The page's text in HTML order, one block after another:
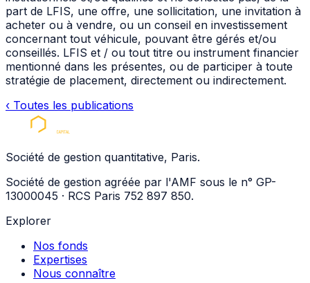
part de LFIS, une offre, une sollicitation, une invitation à
acheter ou à vendre, ou un conseil en investissement
concernant tout véhicule, pouvant être gérés et/ou
conseillés. LFIS et / ou tout titre ou instrument financier
mentionné dans les présentes, ou de participer à toute
stratégie de placement, directement ou indirectement.
‹ Toutes les publications
Société de gestion quantitative, Paris.
Société de gestion agréée par l'AMF sous le n° GP-
13000045 · RCS Paris 752 897 850.
Explorer
Nos fonds
Expertises
Nous connaître